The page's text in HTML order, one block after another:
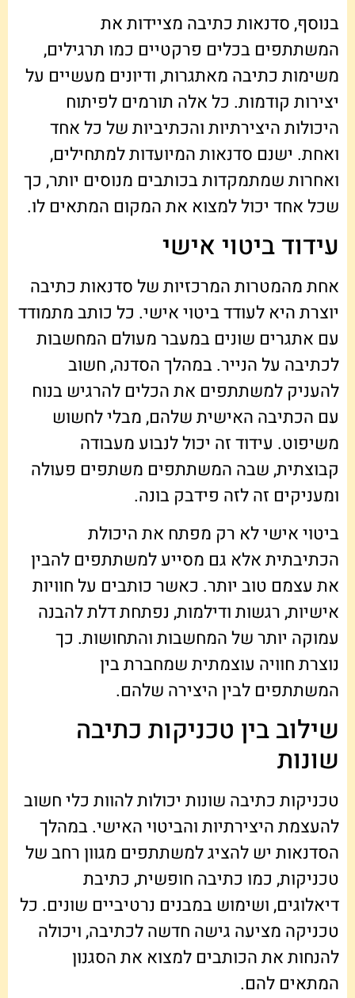
בנוסף, סדנאות כתיבה מציידות את
המשתתפים בכלים פרקטיים כמו תרגילים,
משימות כתיבה מאתגרות, ודיונים מעשיים על
יצירות קודמות. כל אלה תורמים לפיתוח
היכולות היצירתיות והכתיביות של כל אחד
ואחת. ישנם סדנאות המיועדות למתחילים,
ואחרות שמתמקדות בכותבים מנוסים יותר, כך
שכל אחד יכול למצוא את המקום המתאים לו.
עידוד ביטוי אישי
אחת מהמטרות המרכזיות של סדנאות כתיבה
יוצרת היא לעודד ביטוי אישי. כל כותב מתמודד
עם אתגרים שונים במעבר מעולם המחשבות
לכתיבה על הנייר. במהלך הסדנה, חשוב
להעניק למשתתפים את הכלים להרגיש בנוח
עם הכתיבה האישית שלהם, מבלי לחשוש
משיפוט. עידוד זה יכול לנבוע מעבודה
קבוצתית, שבה המשתתפים משתפים פעולה
ומעניקים זה לזה פידבק בונה.
ביטוי אישי לא רק מפתח את היכולת
הכתיבתית אלא גם מסייע למשתתפים להבין
את עצמם טוב יותר. כאשר כותבים על חוויות
אישיות, רגשות ודילמות, נפתחת דלת להבנה
עמוקה יותר של המחשבות והתחושות. כך
נוצרת חוויה עוצמתית שמחברת בין
המשתתפים לבין היצירה שלהם.
שילוב בין טכניקות כתיבה
שונות
טכניקות כתיבה שונות יכולות להוות כלי חשוב
להעצמת היצירתיות והביטוי האישי. במהלך
הסדנאות יש להציג למשתתפים מגוון רחב של
טכניקות, כמו כתיבה חופשית, כתיבת
דיאלוגים, ושימוש במבנים נרטיביים שונים. כל
טכניקה מציעה גישה חדשה לכתיבה, ויכולה
להנחות את הכותבים למצוא את הסגנון
המתאים להם.